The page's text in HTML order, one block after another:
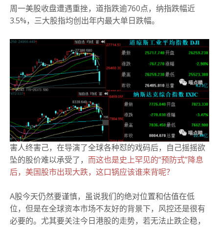
周一美股收盘遭遇重挫，道指跌逾760点，纳指跌幅近
3.5%，三大股指均创出年内最大单日跌幅。
害人终害己，在导演了全球各种怼的戏码后，自己摇摇欲
坠的股价难以承受了， 而这也是史上罕见的“预防式”降息
后，美国股市出现大跌，这口锅应该谁来背呢？
A股今天仍然要谨慎，虽说我们的绝对位置和估值在低
位，但是在全球资本市场不友好的背景下，风控还是很有
必要的。尤其要关注今日港股的走势，若无法止跌企稳，